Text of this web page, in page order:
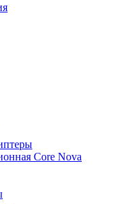
Core Nova